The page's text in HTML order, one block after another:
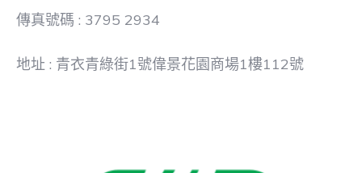
傳真號碼 : 3795 2934
地址 : 青衣青綠街1號偉景花園商場1樓112號